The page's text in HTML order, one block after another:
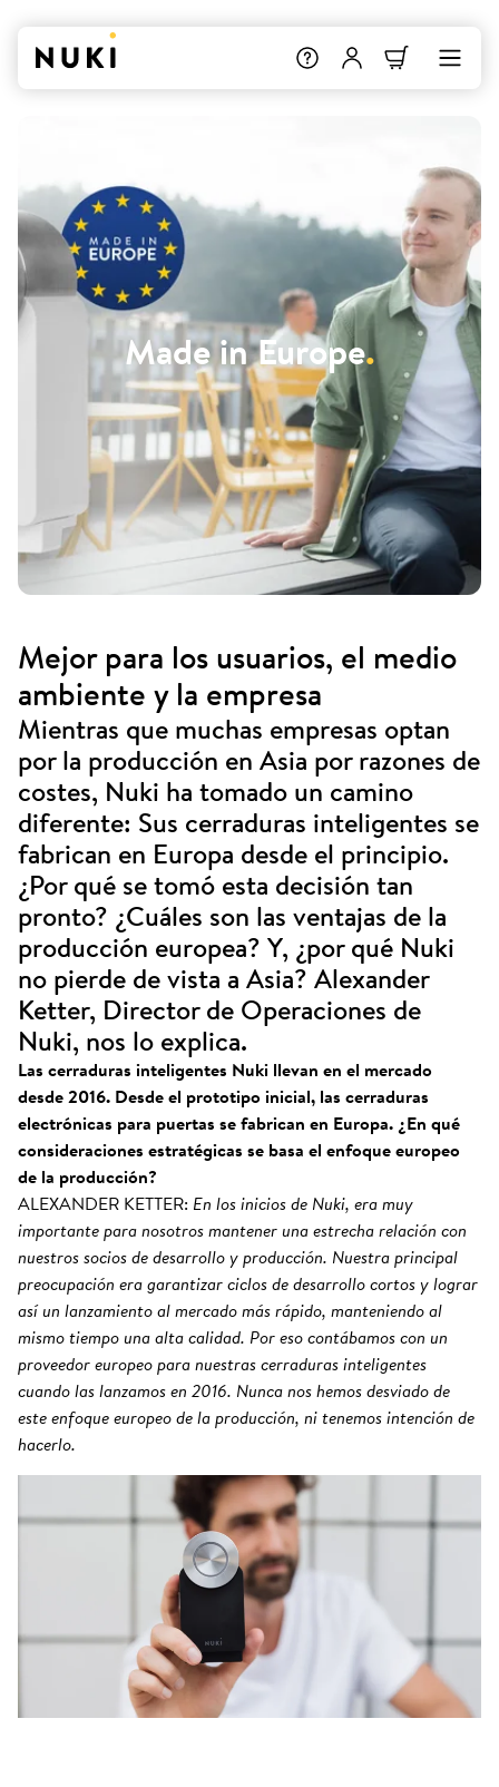
Made in Europe.
Mejor para los usuarios, el medio
ambiente y la empresa
Mientras que muchas empresas optan
por la producción en Asia por razones de
costes, Nuki ha tomado un camino
diferente: Sus cerraduras inteligentes se
fabrican en Europa desde el principio.
¿Por qué se tomó esta decisión tan
pronto? ¿Cuáles son las ventajas de la
producción europea? Y, ¿por qué Nuki
no pierde de vista a Asia? Alexander
Ketter, Director de Operaciones de
Nuki, nos lo explica.
Las cerraduras inteligentes Nuki llevan en el mercado
desde 2016. Desde el prototipo inicial, las cerraduras
electrónicas para puertas se fabrican en Europa. ¿En qué
consideraciones estratégicas se basa el enfoque europeo
de la producción?
ALEXANDER KETTER: En los inicios de Nuki, era muy
importante para nosotros mantener una estrecha relación con
nuestros socios de desarrollo y producción. Nuestra principal
preocupación era garantizar ciclos de desarrollo cortos y lograr
así un lanzamiento al mercado más rápido, manteniendo al
mismo tiempo una alta calidad. Por eso contábamos con un
proveedor europeo para nuestras cerraduras inteligentes
cuando las lanzamos en 2016. Nunca nos hemos desviado de
este enfoque europeo de la producción, ni tenemos intención de
hacerlo.